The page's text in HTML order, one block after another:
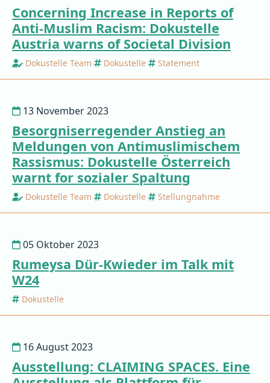
Concerning Increase in Reports of
Anti-Muslim Racism: Dokustelle
Austria warns of Societal Division
Dokustelle Team Dokustelle Statement
13 November 2023
Besorgniserregender Anstieg an
Meldungen von Antimuslimischem
Rassismus: Dokustelle Österreich
warnt for sozialer Spaltung
Dokustelle Team Dokustelle Stellungnahme
05 Oktober 2023
Rumeysa Dür-Kwieder im Talk mit
W24
Dokustelle
16 August 2023
Ausstellung: CLAIMING SPACES. Eine